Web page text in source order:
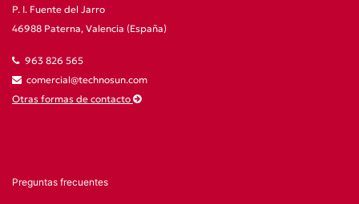
P. I. Fuente del Jarro
46988 Paterna, Valencia (España)
963 826 565
comercial@technosun.com
Otras formas de contacto
Preguntas frecuentes